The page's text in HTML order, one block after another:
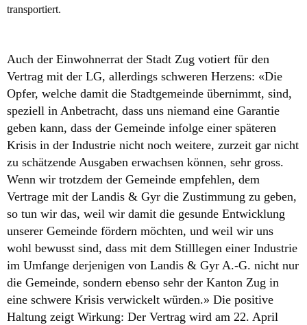
transportiert.
Auch der Einwohnerrat der Stadt Zug votiert für den
Vertrag mit der LG, allerdings schweren Herzens: «Die
Opfer, welche damit die Stadtgemeinde übernimmt, sind,
speziell in Anbetracht, dass uns niemand eine Garantie
geben kann, dass der Gemeinde infolge einer späteren
Krisis in der Industrie nicht noch weitere, zurzeit gar nicht
zu schätzende Ausgaben erwachsen können, sehr gross.
Wenn wir trotzdem der Gemeinde empfehlen, dem
Vertrage mit der Landis & Gyr die Zustimmung zu geben,
so tun wir das, weil wir damit die gesunde Entwicklung
unserer Gemeinde fördern möchten, und weil wir uns
wohl bewusst sind, dass mit dem Stilllegen einer Industrie
im Umfange derjenigen von Landis & Gyr A.-G. nicht nur
die Gemeinde, sondern ebenso sehr der Kanton Zug in
eine schwere Krisis verwickelt würden.» Die positive
Haltung zeigt Wirkung: Der Vertrag wird am 22. April